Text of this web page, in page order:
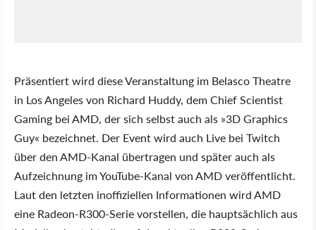
Präsentiert wird diese Veranstaltung im Belasco Theatre
in Los Angeles von Richard Huddy, dem Chief Scientist
Gaming bei AMD, der sich selbst auch als »3D Graphics
Guy« bezeichnet. Der Event wird auch Live bei Twitch
über den AMD-Kanal übertragen und später auch als
Aufzeichnung im YouTube-Kanal von AMD veröffentlicht.
Laut den letzten inoffiziellen Informationen wird AMD
eine Radeon-R300-Serie vorstellen, die hauptsächlich aus